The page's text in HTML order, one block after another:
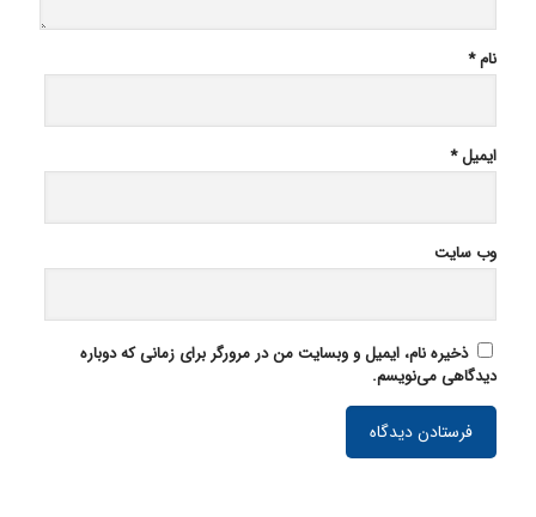
نام*
ایمیل*
وب‌ سایت
ذخیره نام، ایمیل و وبسایت من در مرورگر برای زمانی که دوباره
دیدگاهی می‌نویسم.